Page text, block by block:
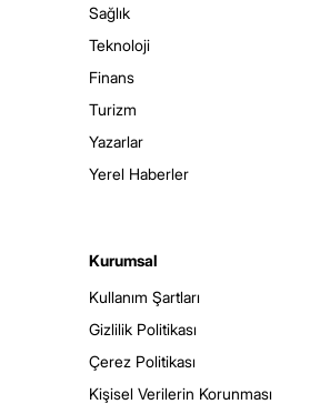
Sağlık
Teknoloji
Finans
Turizm
Yazarlar
Yerel Haberler
Kurumsal
Kullanım Şartları
Gizlilik Politikası
Çerez Politikası
Kişisel Verilerin Korunması